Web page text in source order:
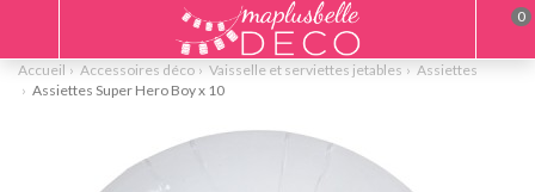
Accueil Accessoires déco Vaisselle et serviettes jetables
Assiettes
Assiettes Super Hero Boy x 10
0